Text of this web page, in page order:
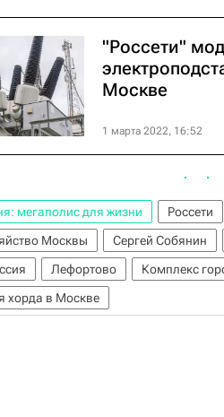
"Россети"
Москве
1 марта 2022, 16:52
мегаполис для жизни Россети
Москвы
Сергей Собянин
Лефортово
Комплекс
хорда в Москве